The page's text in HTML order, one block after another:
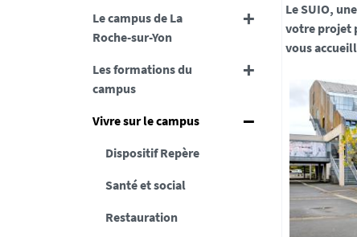
Le campus de La
Roche-sur-Yon
Les formations du
campus
Vivre sur le campus
Dispositif Repère
Santé et social
Restauration
Le SUIO,
votre projet
vous